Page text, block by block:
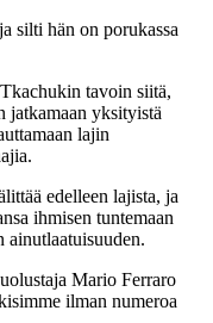
silti hän on porukassa
tavoin siitä,
jatkamaan yksityistä
lajin
edelleen lajista, ja
ihmisen tuntemaan
ainutlaatuisuuden.
Mario Ferraro
ilman numeroa